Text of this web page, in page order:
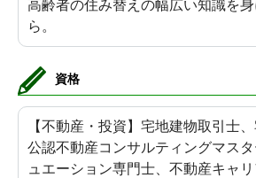
高齢者の住み替えの幅広い知識を
ら。
資格
【不動産・投資】宅地建物取引士
公認不動産コンサルティングマス
ュエーション専門士、不動産キャ